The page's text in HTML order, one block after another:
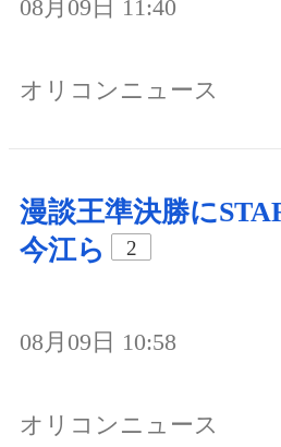
08月09日 11:40
オリコンニュース
漫談王準決勝に
今江ら
2
08月09日 10:58
オリコンニュース